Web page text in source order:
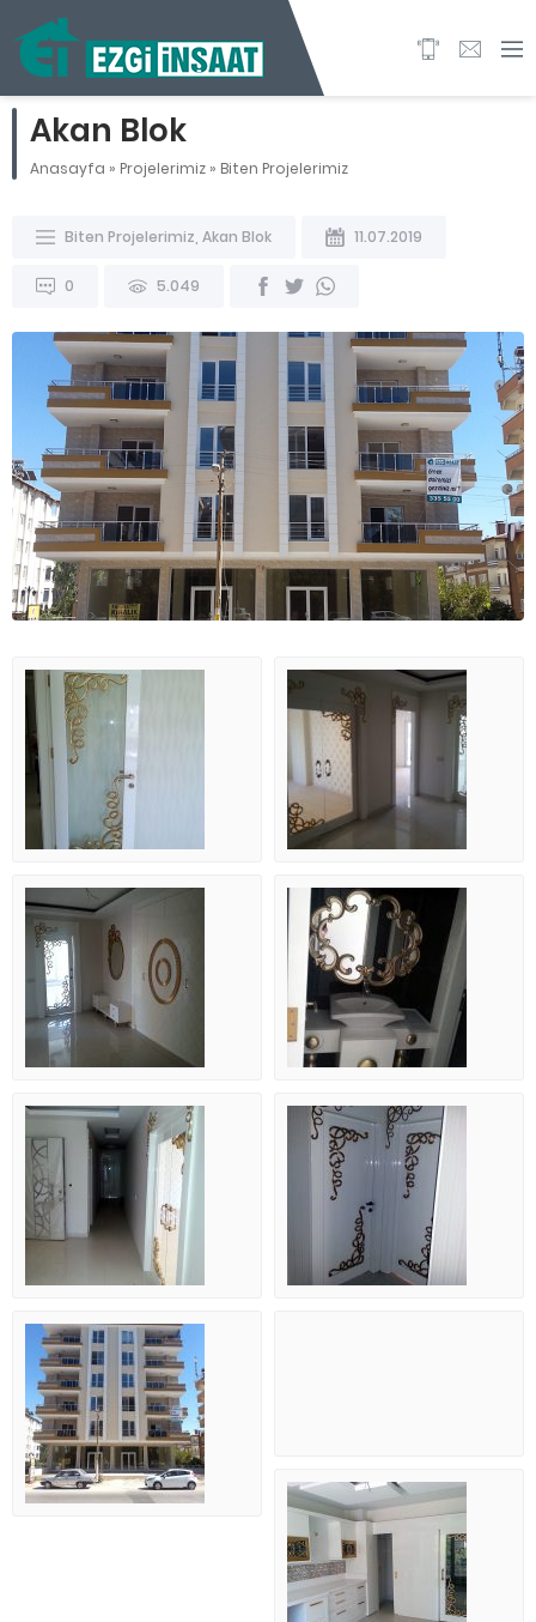
Akan Blok
Anasayfa » Projelerimiz » Biten Projelerimiz
Biten Projelerimiz Akan Blok 11.07.2019
0 5.049